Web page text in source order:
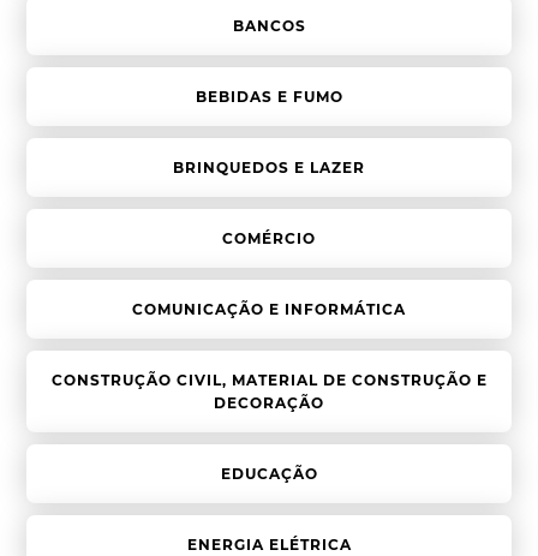
BANCOS
BEBIDAS E FUMO
BRINQUEDOS E LAZER
COMÉRCIO
COMUNICAÇÃO E INFORMÁTICA
CONSTRUÇÃO CIVIL, MATERIAL DE CONSTRUÇÃO E
DECORAÇÃO
EDUCAÇÃO
ENERGIA ELÉTRICA